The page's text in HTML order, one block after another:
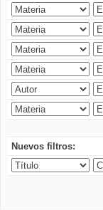
Nuevos filtros: